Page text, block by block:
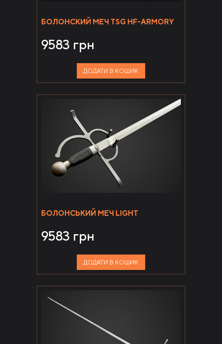
БОЛОНСКИЙ МЕЧ TSG HF-ARMORY
9583 грн
ДОДАТИ В КОШИК
БОЛОНСЬКИЙ МЕЧ LIGHT
9583 грн
ДОДАТИ В КОШИК